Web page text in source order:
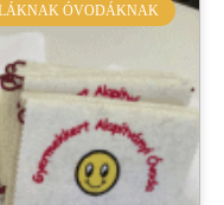
ÓVODÁKNAK